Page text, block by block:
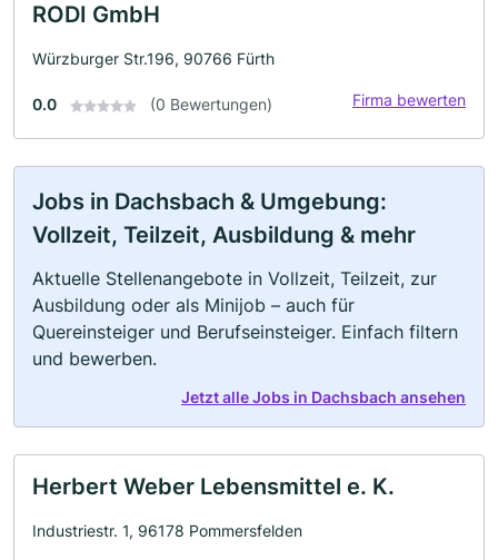
RODI GmbH
Würzburger Str.196, 90766 Fürth
0.0 (0 Bewertungen) Firma bewerten
Jobs in Dachsbach & Umgebung:
Vollzeit, Teilzeit, Ausbildung & mehr
Aktuelle Stellenangebote in Vollzeit, Teilzeit, zur
Ausbildung oder als Minijob – auch für
Quereinsteiger und Berufseinsteiger. Einfach filtern
und bewerben.
Jetzt alle Jobs in Dachsbach ansehen
Herbert Weber Lebensmittel e. K.
Industriestr. 1, 96178 Pommersfelden